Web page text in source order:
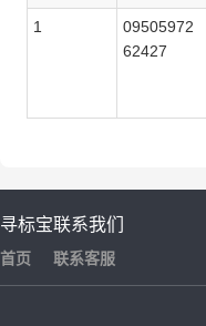
1
09505972
62427
寻标宝
首页
联系我们
联系客服